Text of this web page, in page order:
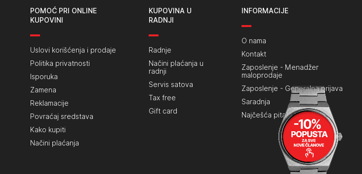
POMOĆ PRI ONLINE
KUPOVINI
Uslovi korišćenja i prodaje
Politika privatnosti
Isporuka
Zamena
Reklamacije
Povraćaj sredstava
Kako kupiti
Načini plaćanja
KUPOVINA U
RADNJI
Radnje
Načini plaćanja u
radnji
Servis satova
Tax free
Gift card
INFORMACIJE
O nama
Kontakt
Zaposlenje - Menadžer
maloprodaje
Zaposlenje - Generalna prijava
Saradnja
Najčešća pitanja